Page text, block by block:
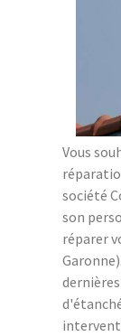
Vous
société
son
réparer